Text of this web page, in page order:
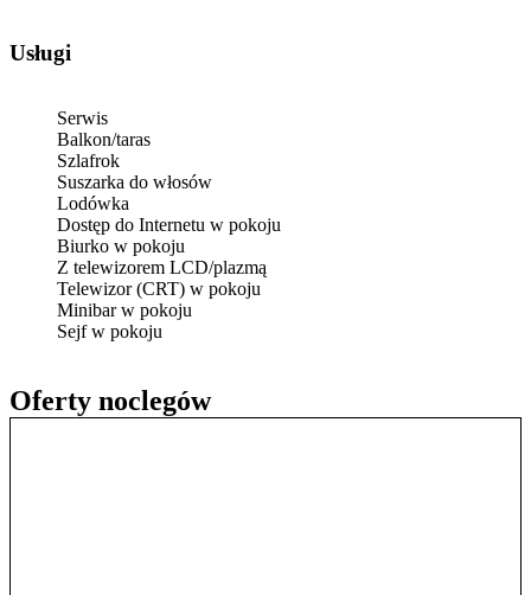
Oferty noclegów
Usługi
Serwis
Balkon/taras
Szlafrok
Suszarka do włosów
Lodówka
Dostęp do Internetu w pokoju
Biurko w pokoju
Z telewizorem LCD/plazmą
Telewizor (CRT) w pokoju
Minibar w pokoju
Sejf w pokoju